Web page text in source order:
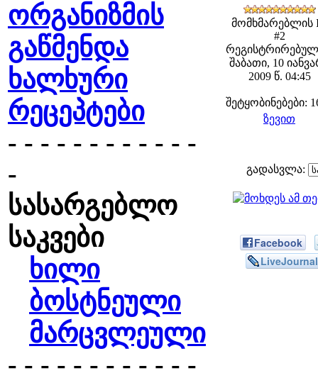
ორგანიზმის
გაწმენდა
ხალხური
რეცეპტები
- - - - - - - - - - - -
-
სასარგებლო
საკვები
ხილი
ბოსტნეული
მარცვლეული
- - - - - - - - - - - -
მომხმარებლის
#2
შაბათი, 10
2009 წ. 04:45
შეტყობინებები:
ზევით
გადასვლა:
Facebook
LiveJournal